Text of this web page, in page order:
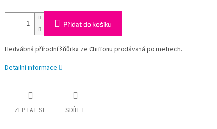
Přidat do košíku
Hedvábná přírodní šňůrka ze Chiffonu prodávaná po metrech.
Detailní informace
ZEPTAT SE SDÍLET